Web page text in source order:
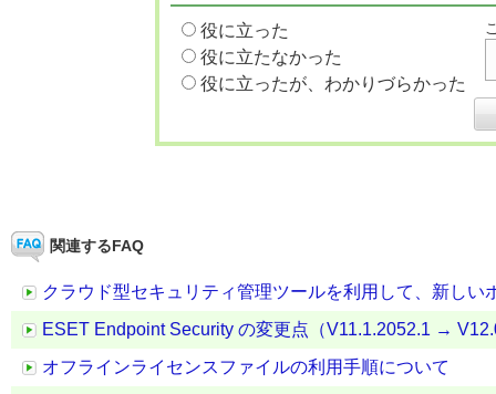
役に立った
役に立たなかった
役に立ったが、わかりづらかった
関連するFAQ
クラウド型セキュリティ管理ツールを利用して、新しい
ESET Endpoint Security の変更点（V11.1.2052.1 →
オフラインライセンスファイルの利用手順について